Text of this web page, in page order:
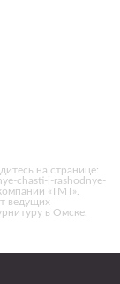
на странице:
chasti-i-rashodnye-
«ТМТ».
ведущих
в Омске.